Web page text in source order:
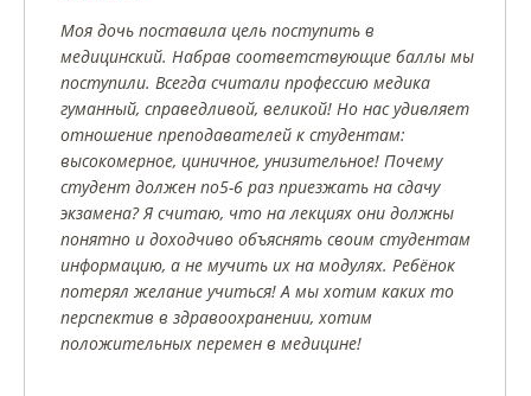
Моя дочь поставила цель поступить в
медицинский. Набрав соответствующие баллы мы
поступили. Всегда считали профессию медика
гуманный, справедливой, великой! Но нас удивляет
отношение преподавателей к студентам:
высокомерное, циничное, унизительное! Почему
студент должен по5-6 раз приезжать на сдачу
экзамена? Я считаю, что на лекциях они должны
понятно и доходчиво объяснять своим студентам
информацию, а не мучить их на модулях. Ребёнок
потерял желание учиться! А мы хотим каких то
перспектив в здравоохранении, хотим
положительных перемен в медицине!